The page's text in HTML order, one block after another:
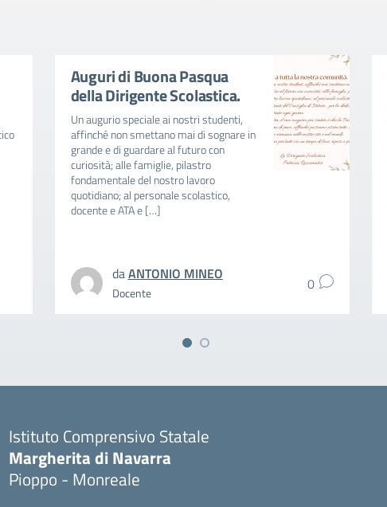
Auguri di Buona Pasqua
della Dirigente Scolastica.
Un augurio speciale ai nostri studenti,
affinché non smettano mai di sognare in
grande e di guardare al futuro con
curiosità; alle famiglie, pilastro
fondamentale del nostro lavoro
quotidiano; al personale scolastico,
docente e ATA e […]
daANTONIO MINEO
Docente 0
Istituto Comprensivo Statale
Margherita di Navarra
Pioppo - Monreale